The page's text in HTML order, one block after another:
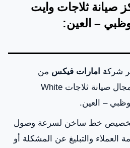
الحديريات
المنهل
جزيرة
المقطع المركزية
صيانة ثلاجات وايت
– العين:
شركة امارات فيكس من
الشركات الرائدة في مجال صيانة ثلاجات White
خط ساخن لسرعة وصول
العملاء والتبليغ عن المشكلة أو